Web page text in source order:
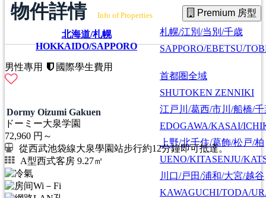
北海道/札幌
HOKKAIDO/SAPPORO
札幌/江別/当別/千歳
SAPPORO/EBETSU/
首都圏全域
SHUTOKEN ZENNIKI
江戸川/葛西/市川/船橋/千
EDOGAWA/KASAI/
上野/北千住/葛飾/松戸/柏
UENO/KITASENJU/
川口/戸田/浦和/大宮/越谷
KAWAGUCHI/TODA/
物件詳情 Info of Properties Premium 房型
男性專用 國際學生費用
Dormy Oizumi Gakuen
ドーミー大泉学園
72,960 円～
從西武池袋線大泉學園站步行約12分鐘即可抵達。
A型西式客房 9.27㎡